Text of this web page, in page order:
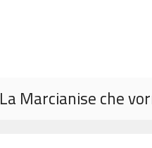
La Marcianise che